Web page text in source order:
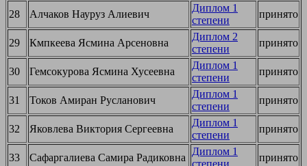
28 Алчаков Науруз Алиевич
Диплом 1
степени
принято
29 Кмпкеева Ясмина Арсеновна
Диплом 2
степени
принято
30 Гемсокурова Ясмина Хусеевна
Диплом 1
степени
принято
31 Токов Амиран Русланович
Диплом 1
степени
принято
32 Яковлева Виктория Сергеевна
Диплом 1
степени
принято
33 Сафаргалиева Самира Радиковна
Диплом 1
принято